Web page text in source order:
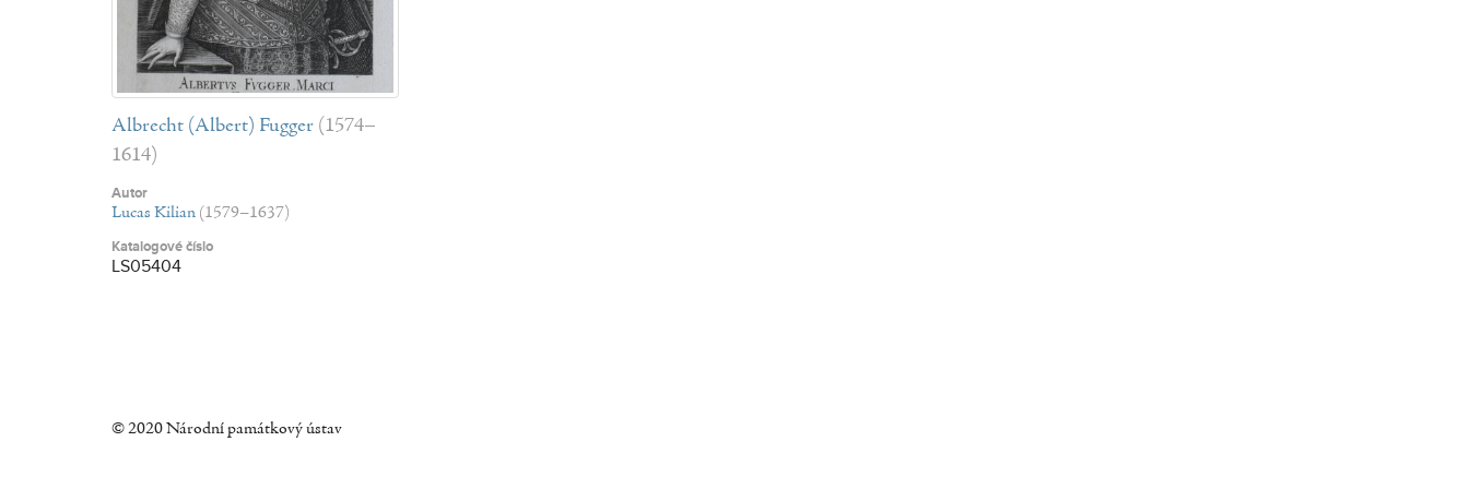
Albrecht (Albert) Fugger (1574–
1614)
Autor
Lucas Kilian (1579–1637)
Katalogové číslo
LS05404
© 2020 Národní památkový ústav